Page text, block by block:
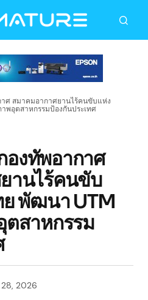
าศ สมาคมอากาศยานไร้คนขับแห่ง
พอุตสาหกรรมป้องกันประเทศ
องทัพอากาศ
านไร้คนขับ
ย พัฒนา UTM
ตสาหกรรม
2026